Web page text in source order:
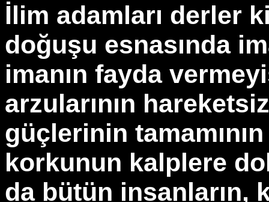
İlim adamları derler
doğuşu esnasında
imanın fayda
arzularının
güçlerinin
korkunun kalplere
da bütün insanların,